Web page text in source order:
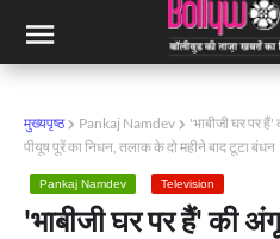
मुख्यपृष्ठ Pankaj Namdev
'भाबीजी घर पर
पीयूष पूरें का निधन, तलाक के दो महीने बाद टूटा बंधन
Pankaj Namdev Television
'भाबीजी घर पर हैं' की